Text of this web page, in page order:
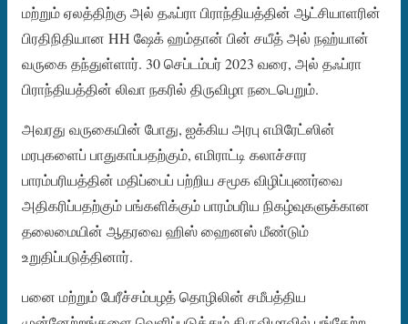
மற்றும் ஏலத்திற்கு அல் தஃப்ரா பிராந்தியத்தின் ஆட்சியாளரின்
பிரதிநிதியான HH ஷேக் ஹம்தான் பின் சயீத் அல் நஹ்யான்
வருகை தந்துள்ளார். 30 செப்டம்பர் 2023 வரை, அல் தஃப்ரா
பிராந்தியத்தின் லிவா நகரில் திருவிழா நடைபெறும்.
அவரது வருகையின் போது, ​​ஐக்கிய அரபு எமிரேட்ஸின்
மரபுகளைப் பாதுகாப்பதற்கும், எமிராட்டி கலாச்சார
பாரம்பரியத்தின் மதிப்பைப் பற்றிய சமூக விழிப்புணர்வை
அதிகரிப்பதற்கும் பங்களிக்கும் பாரம்பரிய நிகழ்வுகளுக்கான
தலைமையின் ஆதரவை ஹிஸ் ஹைனஸ் மீண்டும்
உறுதிப்படுத்தினார்.
பனை மற்றும் பேரீச்சம்பழத் தொழிலின் சமீபத்திய